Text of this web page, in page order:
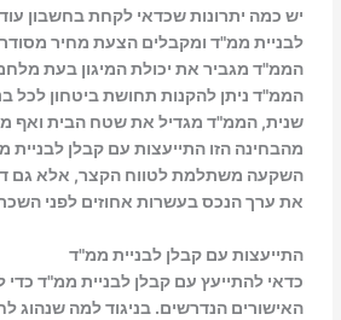
יש כמה יתרונות שכדאי לקחת בחשבון
לבניית ממ"ד ומקבלים הצעת מחיר
הממ"ד מגביר את יכולת המיגון בעת
הממ"ד ניתן להקנות תחושת ביטחון לכל
שנית, הממ"ד מגדיל את שטח הבית ואף
מהבחינה הזו התייעצות עם קבלן לבניית
השקעה משתלמת לטווח הקצר, אלא גם
את ערך הנכס בעשרות אחוזים לפני
התייעצות עם קבלן לבניית ממ"ד
כדאי להתייעץ עם קבלן לבניית ממ"ד כדי
האישורים הנדרשים. בניגוד למה שנהוג